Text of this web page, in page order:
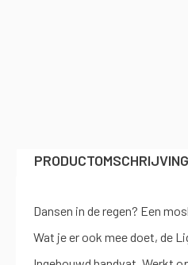
PRODUCTOMSCHRIJVING
Dansen in de regen? Een
Wat je er ook mee doet, de